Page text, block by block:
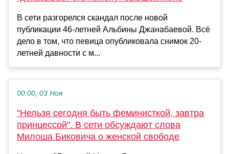
В сети разгорелся скандал после новой
публикации 46-летней Альбины Джанабаевой. Всё
дело в том, что певица опубликовала снимок 20-
летней давности с м...
00:00, 03 Ноя
"Нельзя сегодня быть феминисткой, завтра
принцессой". В сети обсуждают слова
Милоша Биковича о женской свободе